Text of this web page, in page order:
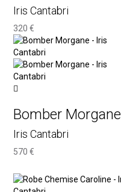
Iris Cantabri
320 €
Bomber Morgane
Iris Cantabri
570 €